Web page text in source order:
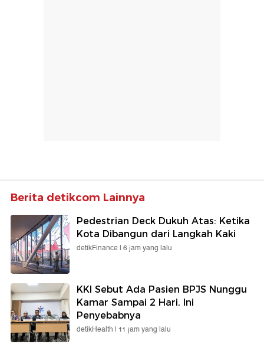
Berita detikcom Lainnya
Pedestrian Deck Dukuh Atas: Ketika
Kota Dibangun dari Langkah Kaki
detikFinance | 6 jam yang lalu
KKI Sebut Ada Pasien BPJS Nunggu
Kamar Sampai 2 Hari, Ini
Penyebabnya
detikHealth | 11 jam yang lalu